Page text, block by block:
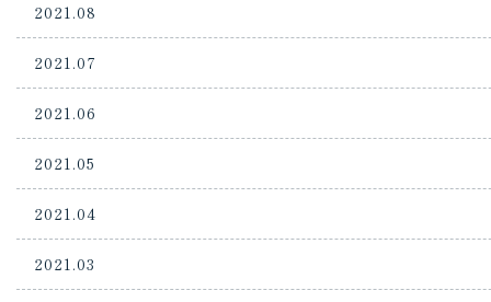
2021.08
2021.07
2021.06
2021.05
2021.04
2021.03